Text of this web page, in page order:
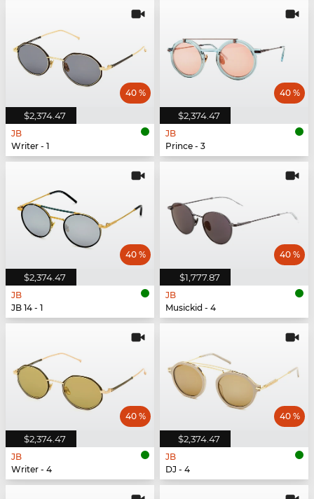
$2,374.47
40 %
JB
Writer - 1
$2,374.47
40 %
JB
Prince - 3
$2,374.47
40 %
JB
JB 14 - 1
$1,777.87
40 %
JB
Musickid - 4
$2,374.47
40 %
JB
Writer - 4
$2,374.47
40 %
JB
DJ - 4